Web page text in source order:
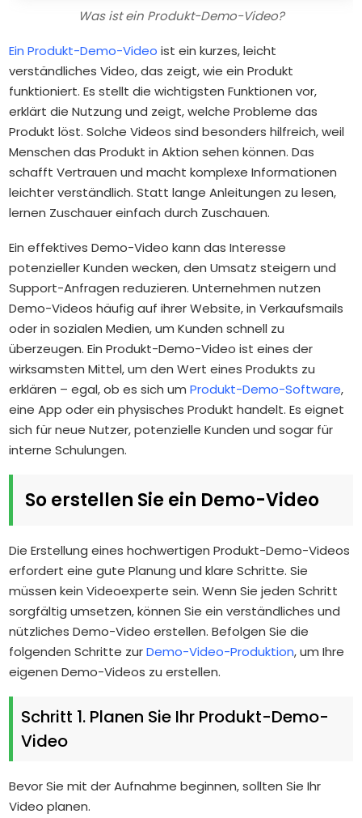
Was ist ein Produkt-Demo-Video?
Ein Produkt-Demo-Video ist ein kurzes, leicht
verständliches Video, das zeigt, wie ein Produkt
funktioniert. Es stellt die wichtigsten Funktionen vor,
erklärt die Nutzung und zeigt, welche Probleme das
Produkt löst. Solche Videos sind besonders hilfreich, weil
Menschen das Produkt in Aktion sehen können. Das
schafft Vertrauen und macht komplexe Informationen
leichter verständlich. Statt lange Anleitungen zu lesen,
lernen Zuschauer einfach durch Zuschauen.
Ein effektives Demo-Video kann das Interesse
potenzieller Kunden wecken, den Umsatz steigern und
Support-Anfragen reduzieren. Unternehmen nutzen
Demo-Videos häufig auf ihrer Website, in Verkaufsmails
oder in sozialen Medien, um Kunden schnell zu
überzeugen. Ein Produkt-Demo-Video ist eines der
wirksamsten Mittel, um den Wert eines Produkts zu
erklären – egal, ob es sich umProdukt-Demo-Software,
eine App oder ein physisches Produkt handelt. Es eignet
sich für neue Nutzer, potenzielle Kunden und sogar für
interne Schulungen.
So erstellen Sie ein Demo-Video
Die Erstellung eines hochwertigen Produkt-Demo-Videos
erfordert eine gute Planung und klare Schritte. Sie
müssen kein Videoexperte sein. Wenn Sie jeden Schritt
sorgfältig umsetzen, können Sie ein verständliches und
nützliches Demo-Video erstellen. Befolgen Sie die
folgenden Schritte zurDemo-Video-Produktion, um Ihre
eigenen Demo-Videos zu erstellen.
Schritt 1. Planen Sie Ihr Produkt-Demo-
Video
Bevor Sie mit der Aufnahme beginnen, sollten Sie Ihr
Video planen.